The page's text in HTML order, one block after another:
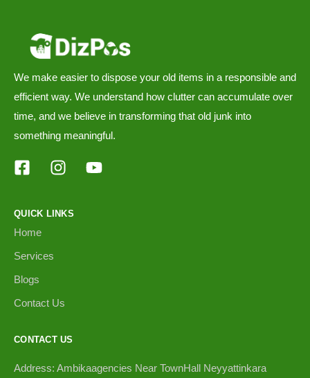
We make easier to dispose your old items in a responsible and
efficient way. We understand how clutter can accumulate over
time, and we believe in transforming that old junk into
something meaningful.
QUICK LINKS
Home
Services
Blogs
Contact Us
CONTACT US
Address: Ambikaagencies Near TownHall Neyyattinkara